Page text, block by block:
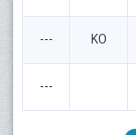
--- KO
---